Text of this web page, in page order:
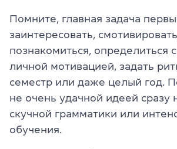
Помните, главная задача
заинтересовать,
познакомиться, определиться
личной мотивацией, задать
семестр или даже целый год.
не очень удачной идеей сразу
скучной грамматики или
обучения.